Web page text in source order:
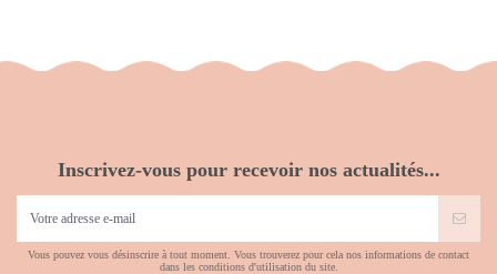
Inscrivez-vous pour recevoir nos actualités...
Vous pouvez vous désinscrire à tout moment. Vous trouverez pour cela nos informations de contact
dans les conditions d'utilisation du site.